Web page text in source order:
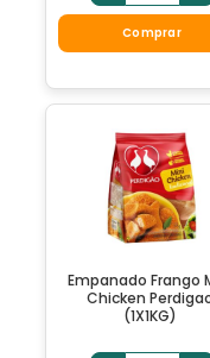
Comprar
Empanado Frango
Chicken
(1X1KG)